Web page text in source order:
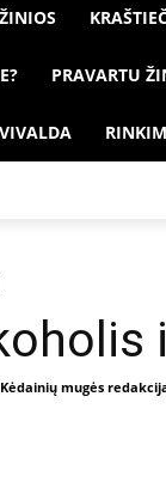
PRAVARTU
Kėdainių mugės